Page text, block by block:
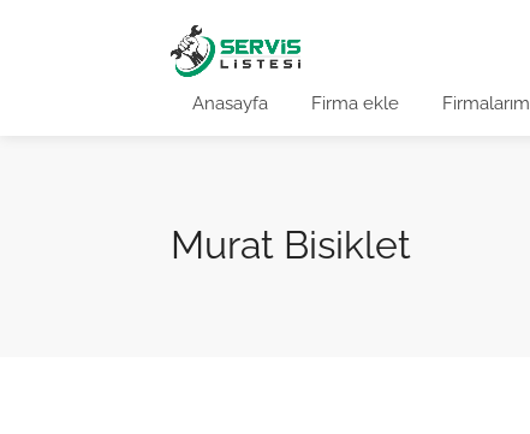
Anasayfa Firma ekle Firmalarım
Murat Bisiklet